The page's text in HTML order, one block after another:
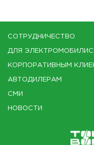
СОТРУДНИЧЕСТВО
ДЛЯ
КОРПОРАТИВНЫМ
АВТОДИЛЕРАМ
СМИ
НОВОСТИ